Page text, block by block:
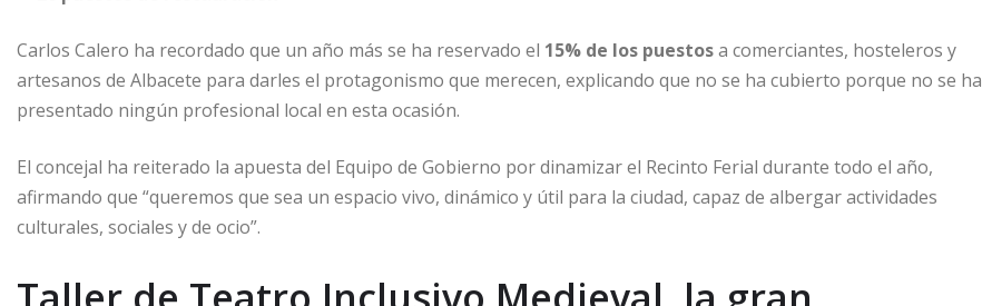
Carlos Calero ha recordado que un año más se ha reservado el 15% de los puestosa comerciantes, hosteleros y
artesanos de Albacete para darles el protagonismo que merecen, explicando que no se ha cubierto porque no se ha
presentado ningún profesional local en esta ocasión.
El concejal ha reiterado la apuesta del Equipo de Gobierno por dinamizar el Recinto Ferial durante todo el año,
afirmando que “queremos que sea un espacio vivo, dinámico y útil para la ciudad, capaz de albergar actividades
culturales, sociales y de ocio”.